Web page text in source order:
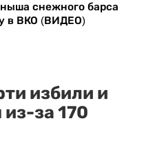
снежного барса
в ВКО (ВИДЕО)
избили и
за 170